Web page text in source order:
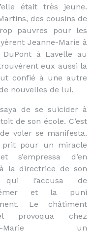
était très jeune.
des cousins de
pauvres pour les
Jeanne-Marie à
DuPont à Lavelle au
eux aussi la
confié à une autre
nouvelles de lui.
de se suicider à
de son école. C’est
voler se manifesta.
pour un miracle
s’empressa d’en
la directrice de son
qui l’accusa de
et la puni
Le châtiment
provoqua chez
Marie un